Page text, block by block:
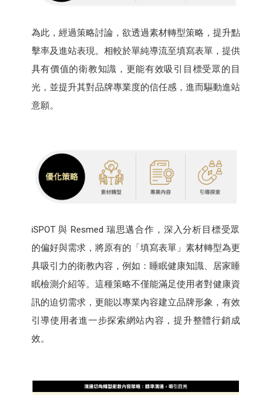
為此，經過策略討論，欲透過素材轉型策略，提升點
擊率及進站表現。相較於單純導流至填寫表單，提供
具有價值的衛教知識，更能有效吸引目標受眾的目
光，並提升其對品牌專業度的信任感，進而驅動進站
意願。
iSPOT 與 Resmed 瑞思邁合作，深入分析目標受眾
的偏好與需求，將原有的「填寫表單」素材轉型為更
具吸引力的衛教內容，例如：睡眠健康知識、居家睡
眠檢測介紹等。這種策略不僅能滿足使用者對健康資
訊的迫切需求，更能以專業內容建立品牌形象，有效
引導使用者進一步探索網站內容，提升整體行銷成
效。